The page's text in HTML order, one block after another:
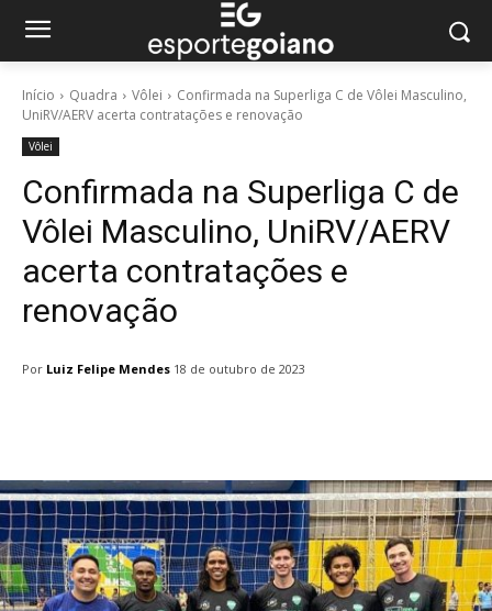
Início Quadra Vôlei
Confirmada na Superliga C de Vôlei Masculino,
UniRV/AERV acerta contratações e renovação
Vôlei
Confirmada na Superliga C de
Vôlei Masculino, UniRV/AERV
acerta contratações e
renovação
Por Luiz Felipe Mendes 18 de outubro de 2023